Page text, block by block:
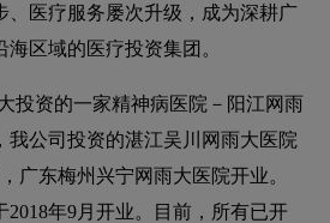
、医疗服务屡次升级，成为深耕广
区域的医疗投资集团。
投资的一家精神病医院－阳江网雨
我公司投资的湛江吴川网雨大医院
广东梅州兴宁网雨大医院开业。
年9月开业。目前，所有已开